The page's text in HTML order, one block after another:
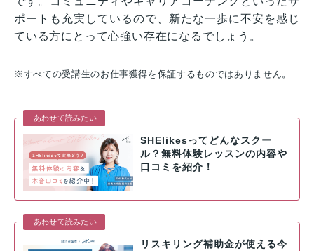
ポートも充実しているので、新たな一歩に不安を感じ
ている方にとって心強い存在になるでしょう。
※すべての受講生のお仕事獲得を保証するものではありません。
あわせて読みたい
SHElikesってどんなスクー
ル？無料体験レッスンの内容や
口コミを紹介！
あわせて読みたい
リスキリング補助金が使える今